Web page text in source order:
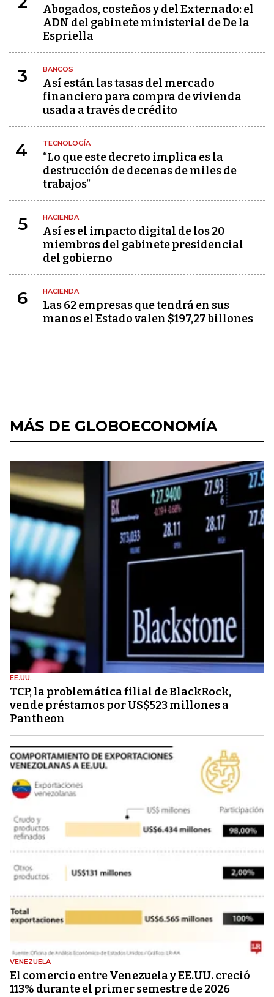
Abogados, costeños y del Externado: el
ADN del gabinete ministerial de De la
Espriella
3 BANCOS
Así están las tasas del mercado
financiero para compra de vivienda
usada a través de crédito
4 TECNOLOGÍA
“Lo que este decreto implica es la
destrucción de decenas de miles de
trabajos”
5 HACIENDA
Así es el impacto digital de los 20
miembros del gabinete presidencial
del gobierno
6 HACIENDA
Las 62 empresas que tendrá en sus
manos el Estado valen $197,27 billones
MÁS DE GLOBOECONOMÍA
EE.UU.
TCP, la problemática filial de BlackRock,
vende préstamos por US$523 millones a
Pantheon
VENEZUELA
El comercio entre Venezuela y EE.UU. creció
113% durante el primer semestre de 2026